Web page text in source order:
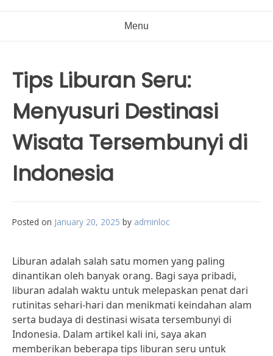
Menu
Tips Liburan Seru:
Menyusuri Destinasi
Wisata Tersembunyi di
Indonesia
Posted on January 20, 2025 by adminloc
Liburan adalah salah satu momen yang paling
dinantikan oleh banyak orang. Bagi saya pribadi,
liburan adalah waktu untuk melepaskan penat dari
rutinitas sehari-hari dan menikmati keindahan alam
serta budaya di destinasi wisata tersembunyi di
Indonesia. Dalam artikel kali ini, saya akan
memberikan beberapa tips liburan seru untuk